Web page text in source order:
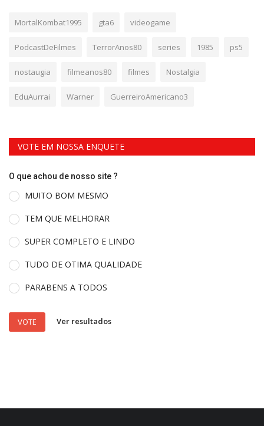
MortalKombat1995 gta6 videogame
PodcastDeFilmes TerrorAnos80 series 1985 ps5
nostaugia filmeanos80 filmes Nostalgia
EduAurrai Warner GuerreiroAmericano3
VOTE EM NOSSA ENQUETE
O que achou de nosso site ?
MUITO BOM MESMO
TEM QUE MELHORAR
SUPER COMPLETO E LINDO
TUDO DE OTIMA QUALIDADE
PARABENS A TODOS
VOTE Ver resultados